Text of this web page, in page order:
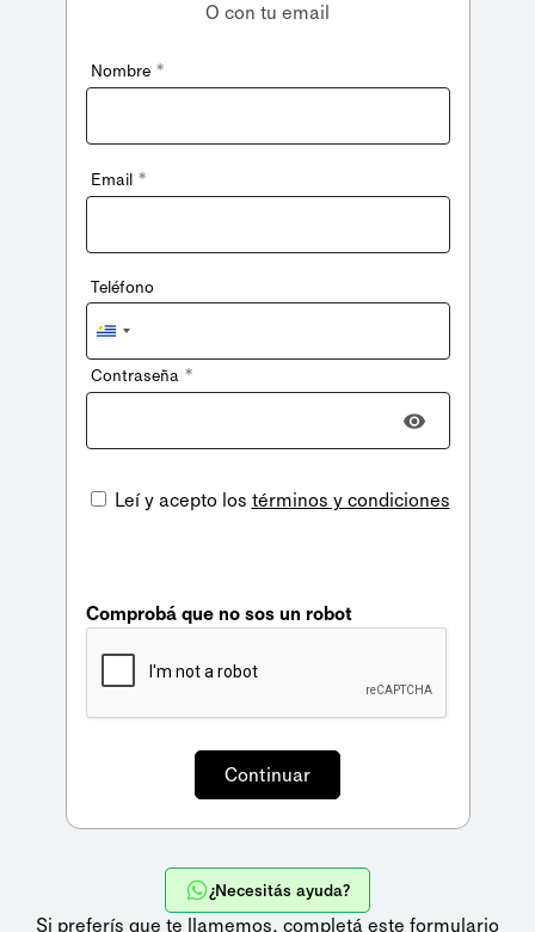
O con tu email
Nombre *
Email *
Teléfono
Uruguay
+598
Contraseña *
Leí y acepto los términos y condiciones
Comprobá que no sos un robot
¿Necesitás ayuda?
Si preferís que te llamemos, completá este formulario